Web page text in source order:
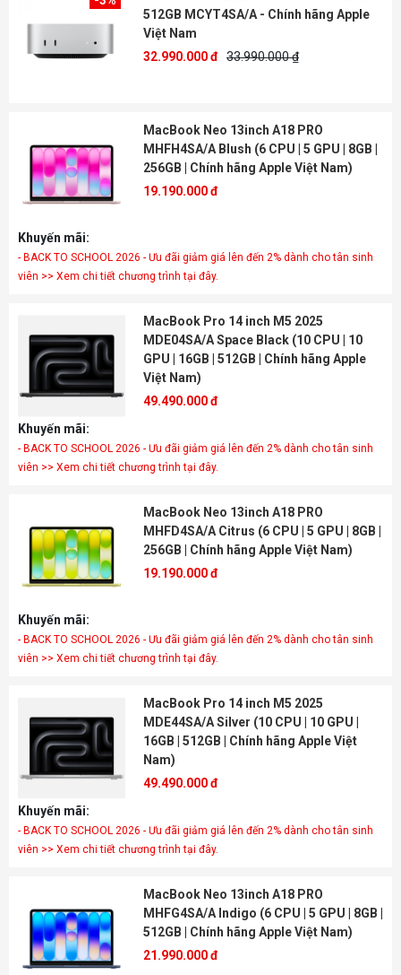
512GB MCYT4SA/A - Chính hãng Apple
Việt Nam
32.990.000 đ 33.990.000 ₫
MacBook Neo 13inch A18 PRO
MHFH4SA/A Blush (6 CPU | 5 GPU | 8GB |
256GB | Chính hãng Apple Việt Nam)
19.190.000 đ
Khuyến mãi:
- BACK TO SCHOOL 2026 - Ưu đãi giảm giá lên đến 2% dành cho tân sinh
viên >> Xem chi tiết chương trình tại đây.
MacBook Pro 14 inch M5 2025
MDE04SA/A Space Black (10 CPU | 10
GPU | 16GB | 512GB | Chính hãng Apple
Việt Nam)
49.490.000 đ
Khuyến mãi:
- BACK TO SCHOOL 2026 - Ưu đãi giảm giá lên đến 2% dành cho tân sinh
viên >> Xem chi tiết chương trình tại đây.
MacBook Neo 13inch A18 PRO
MHFD4SA/A Citrus (6 CPU | 5 GPU | 8GB |
256GB | Chính hãng Apple Việt Nam)
19.190.000 đ
Khuyến mãi:
- BACK TO SCHOOL 2026 - Ưu đãi giảm giá lên đến 2% dành cho tân sinh
viên >> Xem chi tiết chương trình tại đây.
MacBook Pro 14 inch M5 2025
MDE44SA/A Silver (10 CPU | 10 GPU |
16GB | 512GB | Chính hãng Apple Việt
Nam)
49.490.000 đ
Khuyến mãi:
- BACK TO SCHOOL 2026 - Ưu đãi giảm giá lên đến 2% dành cho tân sinh
viên >> Xem chi tiết chương trình tại đây.
MacBook Neo 13inch A18 PRO
MHFG4SA/A Indigo (6 CPU | 5 GPU | 8GB |
512GB | Chính hãng Apple Việt Nam)
21.990.000 đ